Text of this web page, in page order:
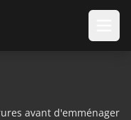
avant d'emménager